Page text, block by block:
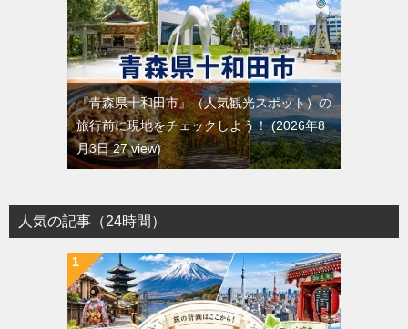
『青森県十和田市』（人気観光スポット）の
旅行前に現地をチェックしよう！ 2026年8
月3日 27 view
人気の記事（24時間）